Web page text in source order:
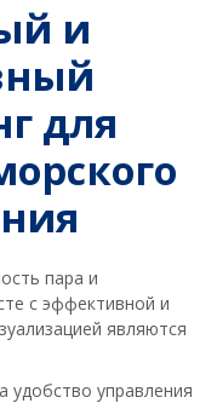
и
для
пара и
с эффективной и
являются
удобство управления